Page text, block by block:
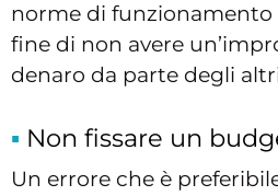
norme di
fine di non avere
denaro da parte degli
Non fissare un
Un errore che è